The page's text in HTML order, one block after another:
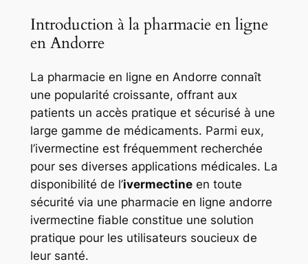
Introduction à la pharmacie en ligne
en Andorre
La pharmacie en ligne en Andorre connaît
une popularité croissante, offrant aux
patients un accès pratique et sécurisé à une
large gamme de médicaments. Parmi eux,
l’ivermectine est fréquemment recherchée
pour ses diverses applications médicales. La
disponibilité de l’ivermectineen toute
sécurité via une pharmacie en ligne andorre
ivermectine fiable constitue une solution
pratique pour les utilisateurs soucieux de
leur santé.